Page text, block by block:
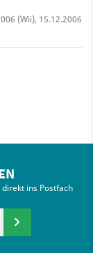
(Wii), 15.12.2006
ins Postfach